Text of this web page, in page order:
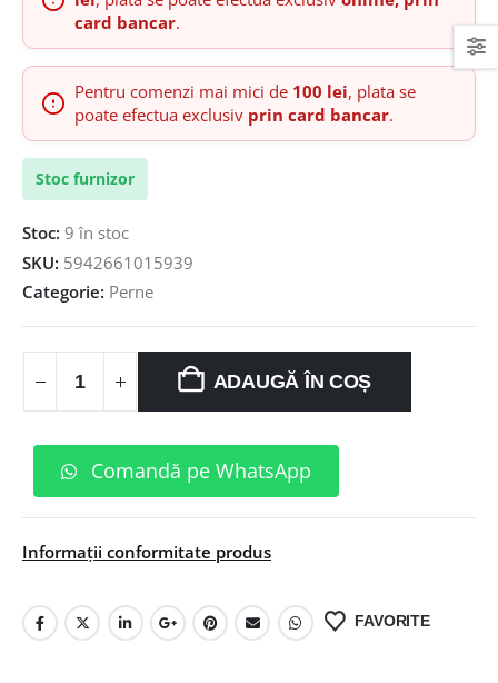
card bancar.
Pentru comenzi mai mici de 100 lei, plata se
poate efectua exclusiv prin card bancar.
Stoc furnizor
Stoc: 9 în stoc
SKU: 5942661015939
Categorie: Perne
ADAUGĂ ÎN COȘ
Comandă pe WhatsApp
Informații conformitate produs
FAVORITE